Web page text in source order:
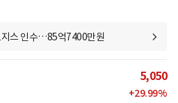
지스 인수…85억7400만원
5,050
+29.99%